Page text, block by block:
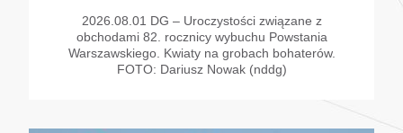
2026.08.01 DG – Uroczystości związane z
obchodami 82. rocznicy wybuchu Powstania
Warszawskiego. Kwiaty na grobach bohaterów.
FOTO: Dariusz Nowak (nddg)